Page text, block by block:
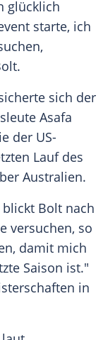
glücklich
starte, ich
.
sich der
Asafa
der US-
Lauf des
Australien.
blickt Bolt nach
versuchen, so
damit mich
Saison ist."
in